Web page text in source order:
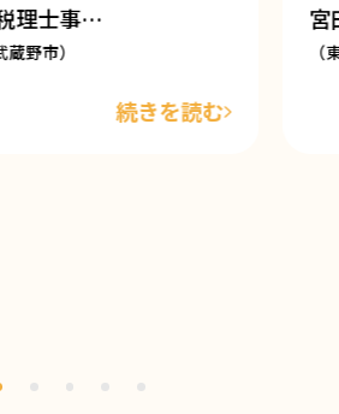
理士事…
野市）
続きを読む
宮